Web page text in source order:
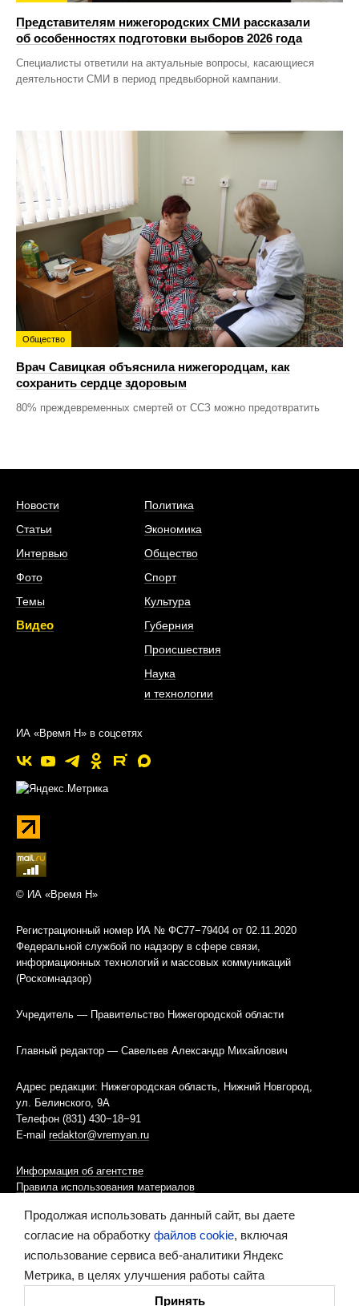
Представителям нижегородских СМИ рассказали
об особенностях подготовки выборов 2026 года
Специалисты ответили на актуальные вопросы, касающиеся
деятельности СМИ в период предвыборной кампании.
Общество
Врач Савицкая объяснила нижегородцам, как
сохранить сердце здоровым
80% преждевременных смертей от ССЗ можно предотвратить
Новости
Статьи
Интервью
Фото
Темы
Видео
Политика
Экономика
Общество
Спорт
Культура
Губерния
Происшествия
Наука
и технологии
ИА «Время Н» в соцсетях
© ИА «Время Н»
Регистрационный номер ИА № ФС77−79404 от 02.11.2020
Федеральной службой по надзору в сфере связи,
информационных технологий и массовых коммуникаций
(Роскомнадзор)
Учредитель — Правительство Нижегородской области
Главный редактор — Савельев Александр Михайлович
Адрес редакции: Нижегородская область, Нижний Новгород,
ул. Белинского, 9А
Телефон (831) 430−18−91
E-mail redaktor@vremyan.ru
Информация об агентстве
Правила использования материалов
Информационная политика использования «cookies»-файлов
Ресурс содержит материалы 16+
Продолжая использовать данный сайт, вы даете
согласие на обработку файлов cookie, включая
использование сервиса веб-аналитики Яндекс
Метрика, в целях улучшения работы сайта
Принять